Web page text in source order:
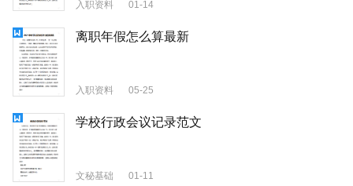
入职资料 01-14
离职年假怎么算最新
入职资料 05-25
学校行政会议记录范文
文秘基础 01-11